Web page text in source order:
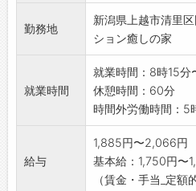
・「最多提案賞」
期ごとの社内表彰
が新たな制度とし
・「時間有給休暇
◎
す◎
→年次有給休暇は
ュや趣味の為に取
※採用後、業務内容
ープホームでの看
護業務をしていた
勤務地
新潟県上越市清里
ション癒しの家
就業時間
就業時間：8時15分
休憩時間：60分
時間外労働時間：5
給与
1,885円〜2,066円
基本給：1,750円〜
（賃金・手当_定